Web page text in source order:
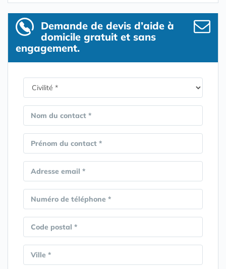
Demande de devis d’aide à
domicile gratuit et sans
engagement.
Nom du contact *
Prénom du contact *
Adresse email *
Numéro de téléphone *
Code postal *
Ville *